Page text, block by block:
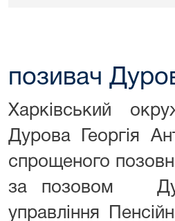
позивач
Харківський
Дурова Георгія
спрощеного
за позовом
управління